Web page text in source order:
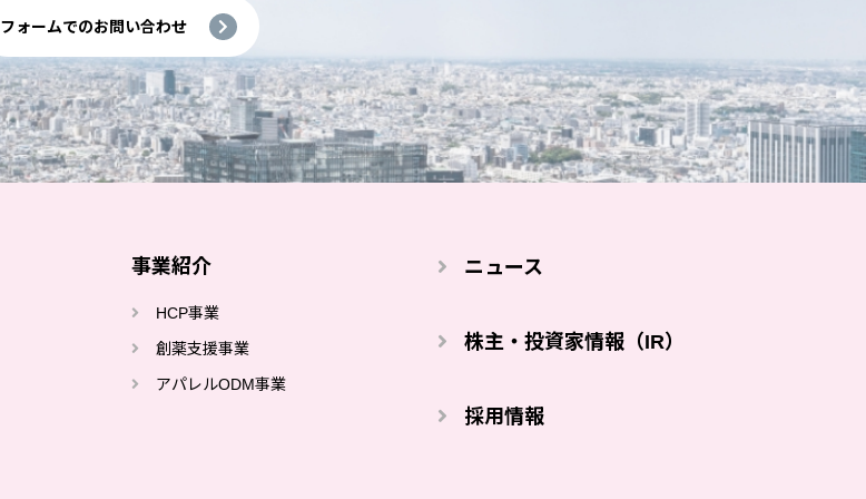
フォームでのお問い合わせ
事業紹介
HCP事業
創薬⽀援事業
アパレルODM事業
ニュース
株主・投資家情報（IR）
採⽤情報